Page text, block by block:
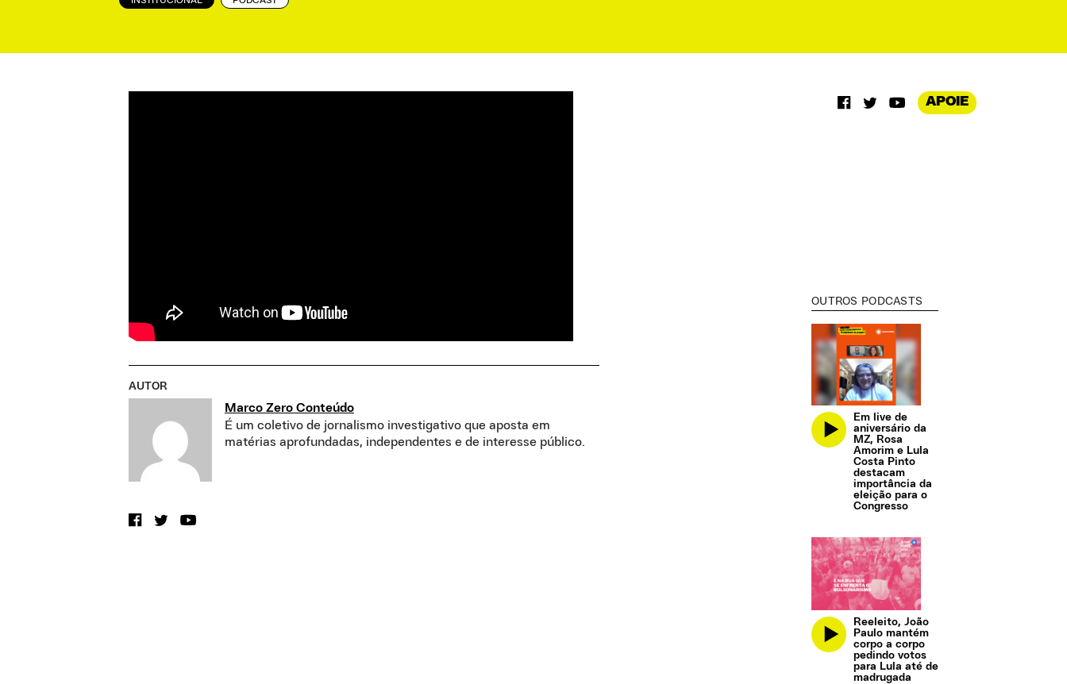
AUTOR
Marco Zero Conteúdo
É um coletivo de jornalismo investigativo que aposta em
matérias aprofundadas, independentes e de interesse público.
APOIE
OUTROS PODCASTS
Em live de
aniversário da
MZ, Rosa
Amorim e Lula
Costa Pinto
destacam
importância da
eleição para o
Congresso
Reeleito, João
Paulo mantém
corpo a corpo
pedindo votos
para Lula até de
madrugada